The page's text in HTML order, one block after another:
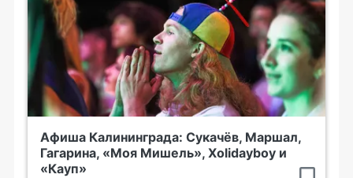
Афиша Калининграда: Сукачёв, Маршал,
Гагарина, «Моя Мишель», Xolidayboy и
«Кауп»